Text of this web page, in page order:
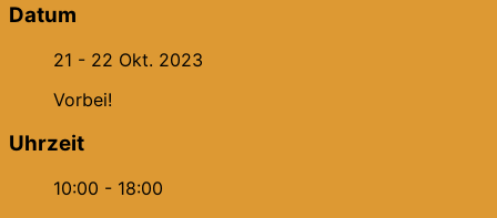
Datum
21 - 22 Okt. 2023
Vorbei!
Uhrzeit
10:00 - 18:00